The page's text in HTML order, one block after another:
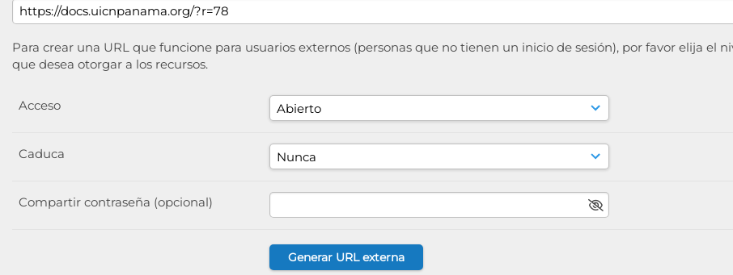
Para crear una URL que funcione para usuarios externos (personas que no tienen un inicio de sesión), por favor elija el
que desea otorgar a los recursos.
Acceso
Caduca
Compartir contraseña (opcional)